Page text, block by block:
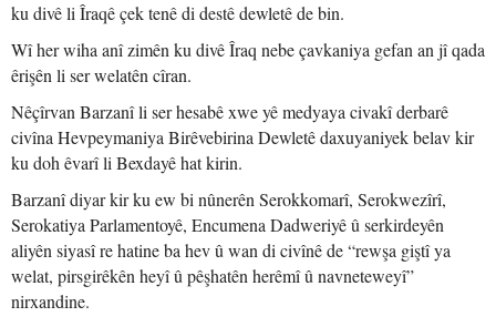
ku divê li Îraqê çek tenê di destê dewletê de bin.
Wî her wiha anî zimên ku divê Îraq nebe çavkaniya gefan an jî qada
êrişên li ser welatên cîran.
Nêçîrvan Barzanî li ser hesabê xwe yê medyaya civakî derbarê
civîna Hevpeymaniya Birêvebirina Dewletê daxuyaniyek belav kir
ku doh êvarî li Bexdayê hat kirin.
Barzanî diyar kir ku ew bi nûnerên Serokkomarî, Serokwezîrî,
Serokatiya Parlamentoyê, Encumena Dadweriyê û serkirdeyên
aliyên siyasî re hatine ba hev û wan di civînê de “rewşa giştî ya
welat, pirsgirêkên heyî û pêşhatên herêmî û navneteweyî”
nirxandine.